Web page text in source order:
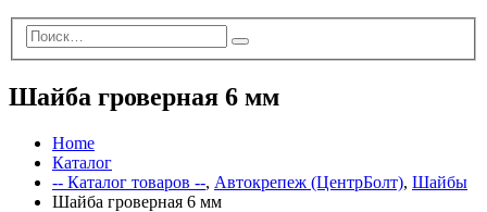
Шайба гроверная 6 мм
Home
Каталог
-- Каталог товаров --, Автокрепеж (ЦентрБолт), Шайбы
Шайба гроверная 6 мм